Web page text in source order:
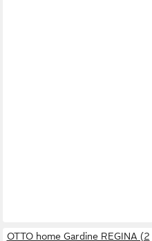
OTTO home Gardine REGINA (2